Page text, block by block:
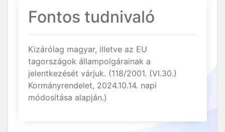
Fontos tudnivaló
Kizárólag magyar, illetve az EU
tagországok állampolgárainak a
jelentkezését várjuk. (118/2001. (VI.30.)
Kormányrendelet, 2024.10.14. napi
módosítása alapján.)